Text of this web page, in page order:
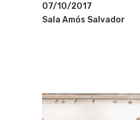
07/10/2017
Sala Amós Salvador